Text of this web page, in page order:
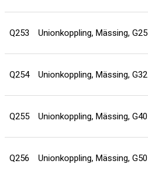
Q253 Unionkoppling, Mässing, G25
Q254 Unionkoppling, Mässing, G32
Q255 Unionkoppling, Mässing, G40
Q256 Unionkoppling, Mässing, G50